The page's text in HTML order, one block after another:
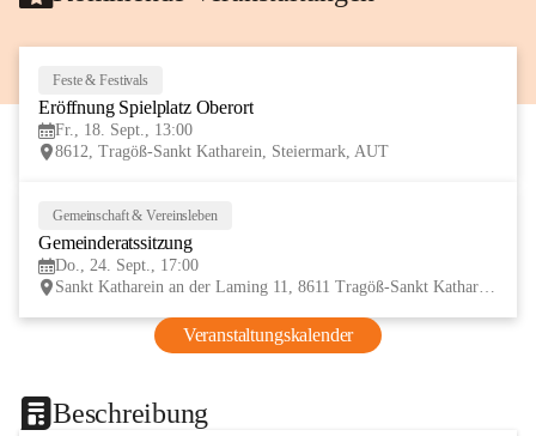
Feste & Festivals
Eröffnung Spielplatz Oberort
Fr., 18. Sept., 13:00
8612, Tragöß-Sankt Katharein, Steiermark, AUT
Gemeinschaft & Vereinsleben
Gemeinderatssitzung
Do., 24. Sept., 17:00
Sankt Katharein an der Laming 11, 8611 Tragöß-Sankt Katharein, AUT
Veranstaltungskalender
Beschreibung